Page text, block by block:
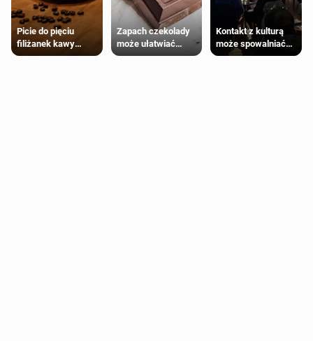
Picie do pięciu
filiżanek kawy
dziennie jest
Zapach czekolady
może ułatwiać
trening siłowy
Kontakt z kulturą
może spowalniać
starzenie